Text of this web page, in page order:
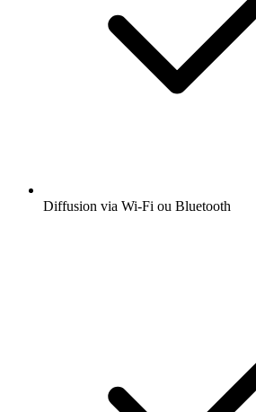
Diffusion via Wi-Fi ou Bluetooth